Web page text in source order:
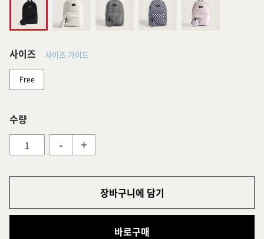
사이즈 사이즈 가이드
Free
수량
- +
장바구니에 담기
바로구매